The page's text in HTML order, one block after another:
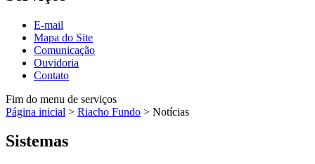
E-mail
Mapa do Site
Comunicação
Ouvidoria
Contato
Fim do menu de serviços
Página inicial > Riacho Fundo > Notícias
Sistemas